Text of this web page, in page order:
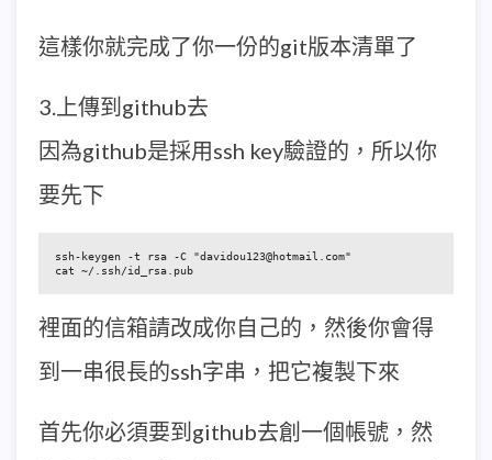
這樣你就完成了你一份的git版本清單了
3.上傳到github去
因為github是採用ssh key驗證的，所以你
要先下
ssh-keygen -t rsa -C "davidou123@hotmail.com"
cat ~/.ssh/id_rsa.pub
裡面的信箱請改成你自己的，然後你會得
到一串很長的ssh字串，把它複製下來
首先你必須要到github去創一個帳號，然